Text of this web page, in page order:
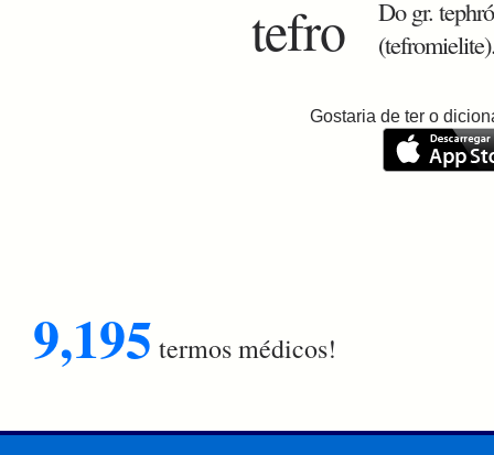
tefro
Do gr.
Gostaria de ter o
9,195 termos médicos!